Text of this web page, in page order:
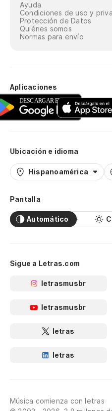
Ayuda
Condiciones de uso y
Protección de Datos
Quiénes somos
Normas para envío
Aplicaciones
Ubicación e idioma
Hispanoamérica
Pantalla
Automático
Sigue a Letras.com
letrasmusbr
letrasmusbr
letras
letras
Música comienza con letras